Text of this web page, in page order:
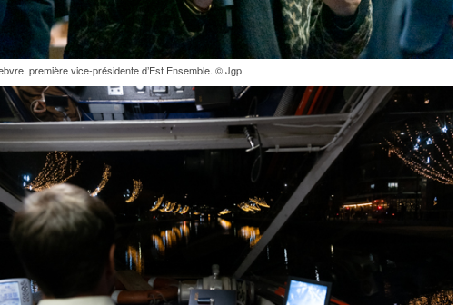
première vice-présidente d’Est Ensemble. © Jgp